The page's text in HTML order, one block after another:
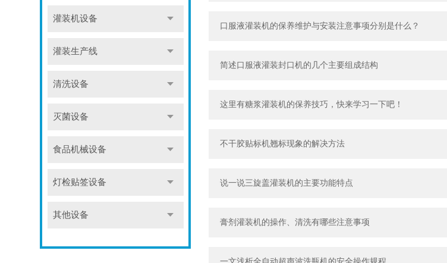
灌装机设备
灌装生产线
清洗设备
灭菌设备
食品机械设备
灯检贴签设备
其他设备
口服液灌装机的保养维护与安装注意事项分别是什么？
简述口服液灌装封口机的几个主要组成结构
这里有糖浆灌装机的保养技巧，快来学习一下吧！
不干胶贴标机翘标现象的解决方法
说一说三旋盖灌装机的主要功能特点
膏剂灌装机的操作、清洗有哪些注意事项